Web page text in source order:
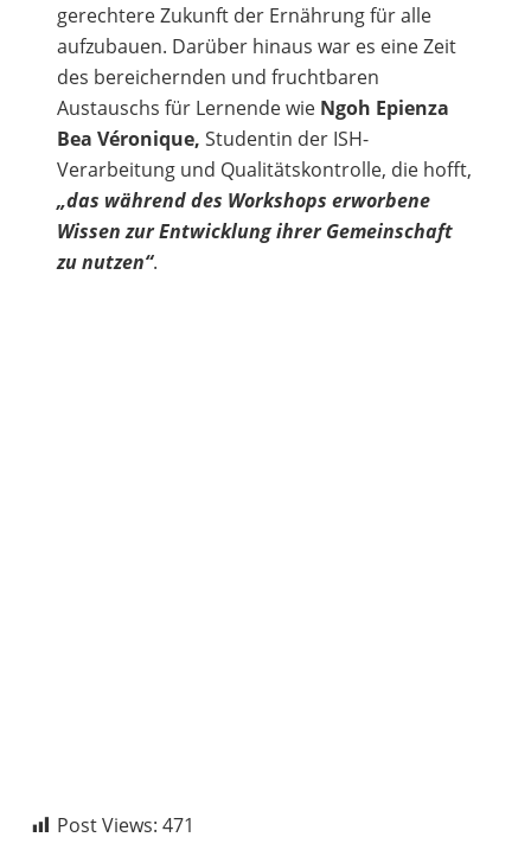
gerechtere Zukunft der Ernährung für alle
aufzubauen. Darüber hinaus war es eine Zeit
des bereichernden und fruchtbaren
Austauschs für Lernende wie Ngoh Epienza
Bea Véronique, Studentin der ISH-
Verarbeitung und Qualitätskontrolle, die hofft,
„das während des Workshops erworbene
Wissen zur Entwicklung ihrer Gemeinschaft
zu nutzen“.
Post Views: 471